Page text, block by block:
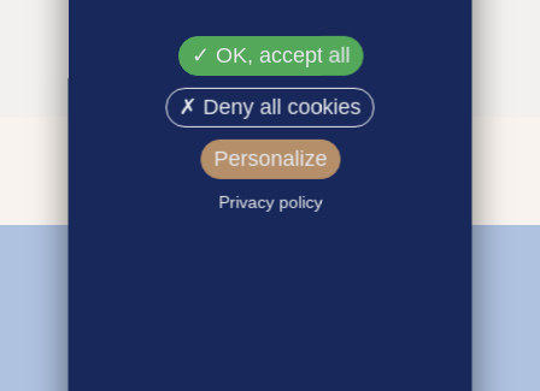
OK, accept all
Deny all cookies
Personalize
Privacy policy